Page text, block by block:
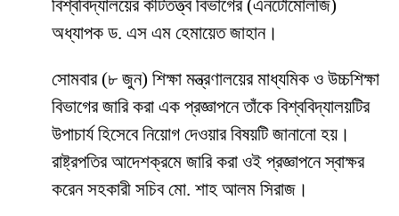
বিশ্ববিদ্যালয়ের কীটতত্ত্ব বিভাগের (এনটোমোলজি)
অধ্যাপক ড. এস এম হেমায়েত জাহান।
সোমবার (৮ জুন) শিক্ষা মন্ত্রণালয়ের মাধ্যমিক ও উচ্চশিক্ষা
বিভাগের জারি করা এক প্রজ্ঞাপনে তাঁকে বিশ্ববিদ্যালয়টির
উপাচার্য হিসেবে নিয়োগ দেওয়ার বিষয়টি জানানো হয়।
রাষ্ট্রপতির আদেশক্রমে জারি করা ওই প্রজ্ঞাপনে স্বাক্ষর
করেন সহকারী সচিব মো. শাহ আলম সিরাজ।